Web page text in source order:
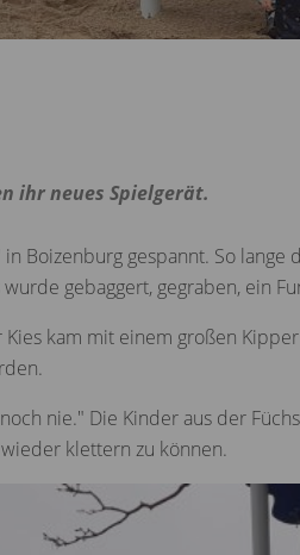
ihr neues Spielgerät.
Boizenburg gespannt. So
gebaggert, gegraben, ein
kam mit einem großen
nie." Die Kinder aus der
klettern zu können.